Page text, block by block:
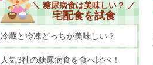
＼ 糖尿病食は美味しい？ ／
宅配食を試食
冷蔵と冷凍どっちが美味しい？
人気3社の糖尿病食を食べ比べ！